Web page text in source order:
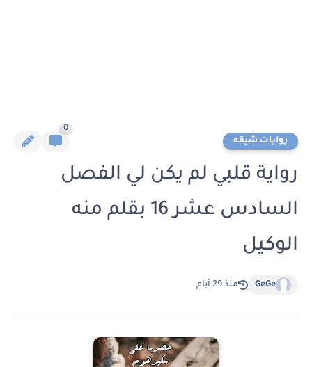
روايات شيقه
0
رواية قلبي لم يكن لي الفصل
السادس عشر 16 بقلم منه
الوكيل
GeGe منذ 29 أيام